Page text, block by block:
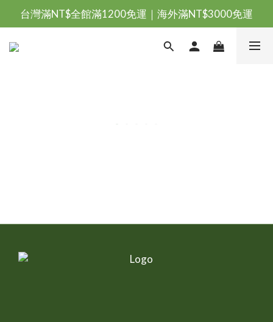
台灣滿NT$全館滿1200免運｜海外滿NT$3000免運
台灣滿NT$全館滿1200免運｜海外滿NT$3000免運
會員優惠專區由此進